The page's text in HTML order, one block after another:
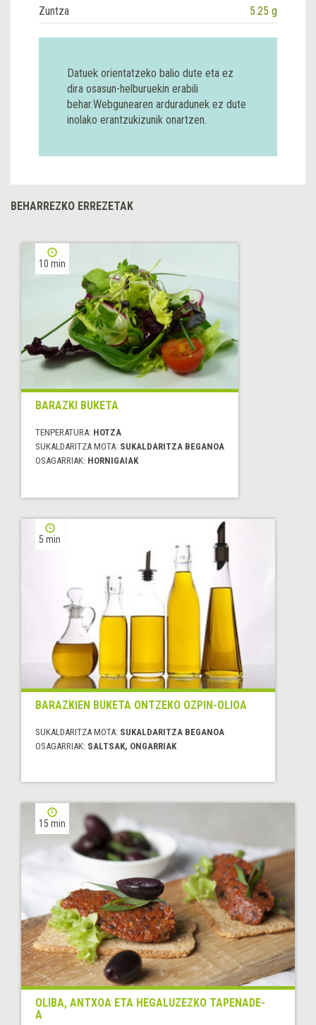
Zuntza
5.25 g
Datuek orientatzeko balio dute eta ez
dira osasun-helburuekin erabili
behar.Webgunearen arduradunek ez dute
inolako erantzukizunik onartzen.
BEHARREZKO ERREZETAK
10 min
BARAZKI BUKETA
TENPERATURA: HOTZA
SUKALDARITZA MOTA: SUKALDARITZA BEGANOA
OSAGARRIAK: HORNIGAIAK
5 min
BARAZKIEN BUKETA ONTZEKO OZPIN-OLIOA
SUKALDARITZA MOTA: SUKALDARITZA BEGANOA
OSAGARRIAK: SALTSAK, ONGARRIAK
15 min
OLIBA, ANTXOA ETA HEGALUZEZKO TAPENADE-
A